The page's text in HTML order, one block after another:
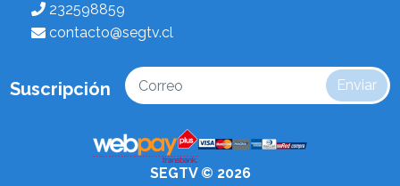
232598859
contacto@segtv.cl
Suscripción Enviar
SEGTV © 2026